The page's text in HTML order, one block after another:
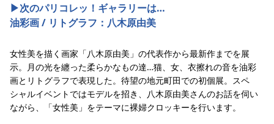
▶︎次のパリコレッ！ギャラリーは…
油彩画 / リトグラフ：八木原由美
女性美を描く画家「八木原由美」の代表作から最新作までを展
示。月の光を纏った柔らかなもの達…猫、女、衣擦れの音を油彩
画とリトグラフで表現した。待望の地元町田での初個展。スペ
シャルイベントではモデルを招き、八木原由美さんのお話を伺い
ながら、「女性美」をテーマに裸婦クロッキーを行います。